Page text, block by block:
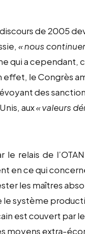
de 2005
« nous
qui a
effet, le Congrès
des
aux« valeurs
relais de
ce qui
les maîtres
le système
est couvert par
moyens extra-